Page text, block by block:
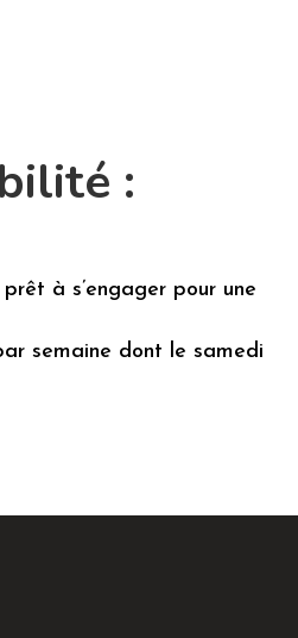
:
à s’engager pour une
semaine dont le samedi